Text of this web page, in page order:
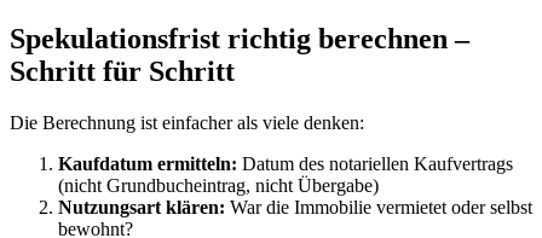
Spekulationsfrist richtig berechnen –
Schritt für Schritt
Die Berechnung ist einfacher als viele denken:
Kaufdatum ermitteln: Datum des notariellen Kaufvertrags
(nicht Grundbucheintrag, nicht Übergabe)
Nutzungsart klären: War die Immobilie vermietet oder selbst
bewohnt?